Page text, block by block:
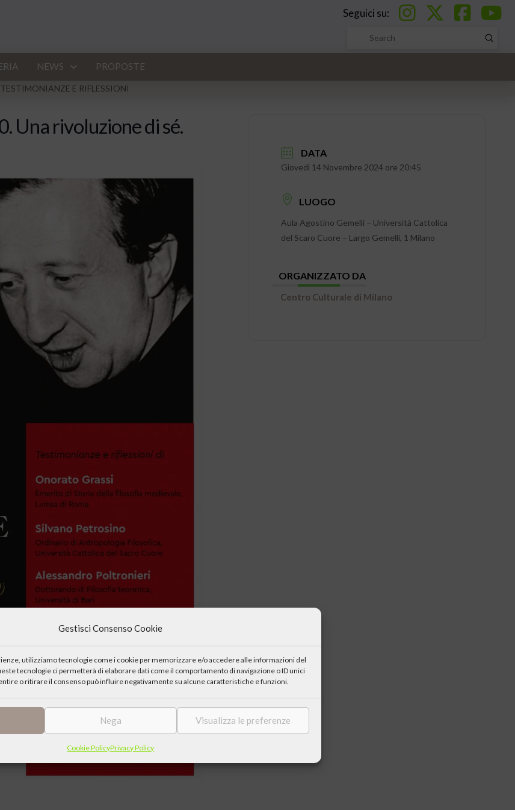
Gestisci Consenso Cookie
utilizziamo tecnologie come i cookie per memorizzare e/o accedere alle informazioni del
tecnologie ci permetterà di elaborare dati come il comportamento di navigazione o ID unici
o ritirare il consenso può influire negativamente su alcune caratteristiche e funzioni.
Nega Visualizza le preferenze
Cookie PolicyPrivacy Policy
Seguici su:
Search
Submit
NEWS PROPOSTE
E RIFLESSIONI
Una rivoluzione di sé.
DATA
Giovedì 14 Novembre 2024 ore 20:45
LUOGO
Aula Agostino Gemelli – Università Cattolica
del Scaro Cuore – Largo Gemelli, 1 Milano
ORGANIZZATO DA
Centro Culturale di Milano